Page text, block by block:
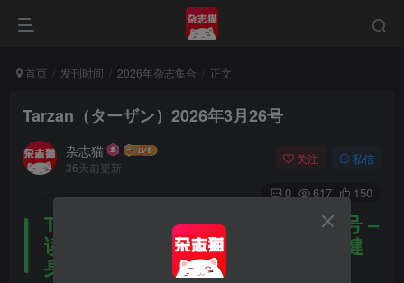
首页 发刊时间 2026年杂志集合 正文
Tarzan（ターザン）2026年3月26号
杂志猫
36天前更新
关注 私信
0 617 150
Tarzan（ターザン）2026年3月26号 –
读卖巨人队全解析特辑 – 日本健康健
身运动杂志